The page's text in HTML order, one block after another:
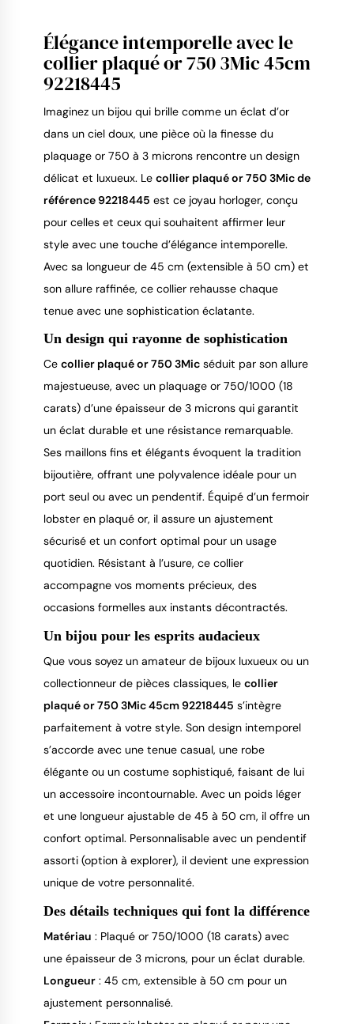
9.4
Élégance intemporelle avec le
collier plaqué or 750 3Mic 45cm
92218445
Imaginez un bijou qui brille comme un éclat d’or
dans un ciel doux, une pièce où la finesse du
plaquage or 750 à 3 microns rencontre un design
délicat et luxueux. Le collier plaqué or 750 3Mic de
référence 92218445 est ce joyau horloger, conçu
pour celles et ceux qui souhaitent affirmer leur
style avec une touche d’élégance intemporelle.
Avec sa longueur de 45 cm (extensible à 50 cm) et
son allure raffinée, ce collier rehausse chaque
tenue avec une sophistication éclatante.
Un design qui rayonne de sophistication
Ce collier plaqué or 750 3Mic séduit par son allure
majestueuse, avec un plaquage or 750/1000 (18
carats) d’une épaisseur de 3 microns qui garantit
un éclat durable et une résistance remarquable.
Ses maillons fins et élégants évoquent la tradition
bijoutière, offrant une polyvalence idéale pour un
port seul ou avec un pendentif. Équipé d’un fermoir
lobster en plaqué or, il assure un ajustement
sécurisé et un confort optimal pour un usage
quotidien. Résistant à l’usure, ce collier
accompagne vos moments précieux, des
occasions formelles aux instants décontractés.
Un bijou pour les esprits audacieux
Que vous soyez un amateur de bijoux luxueux ou un
collectionneur de pièces classiques, le collier
plaqué or 750 3Mic 45cm 92218445 s’intègre
parfaitement à votre style. Son design intemporel
s’accorde avec une tenue casual, une robe
élégante ou un costume sophistiqué, faisant de lui
un accessoire incontournable. Avec un poids léger
et une longueur ajustable de 45 à 50 cm, il offre un
confort optimal. Personnalisable avec un pendentif
assorti (option à explorer), il devient une expression
unique de votre personnalité.
Des détails techniques qui font la différence
Matériau : Plaqué or 750/1000 (18 carats) avec
une épaisseur de 3 microns, pour un éclat durable.
Longueur : 45 cm, extensible à 50 cm pour un
ajustement personnalisé.